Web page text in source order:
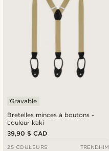
Bretelles minces à boutons -
couleur kaki
Gravable
39,90 $ CAD
25 COULEURS TRENDHIM